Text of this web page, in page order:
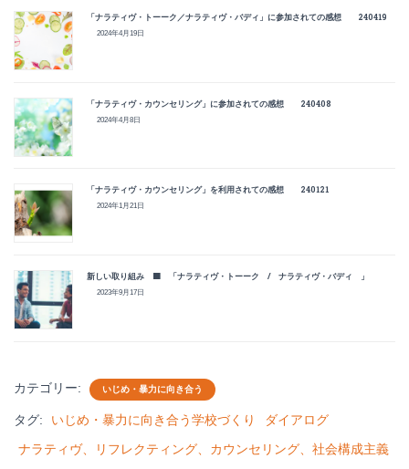
「ナラティヴ・トーーク／ナラティヴ・バディ」に参加されての感想 240419
2024年4月19日
「ナラティヴ・カウンセリング」に参加されての感想 240408
2024年4月8日
「ナラティヴ・カウンセリング」を利用されての感想 240121
2024年1月21日
新しい取り組み 🟧 「ナラティヴ・トーーク / ナラティヴ・バディ 」
2023年9月17日
カテゴリー: いじめ・暴力に向き合う
タグ: いじめ・暴力に向き合う学校づくり
ダイアログ
ナラティヴ、リフレクティング、カウンセリング、社会構成主義